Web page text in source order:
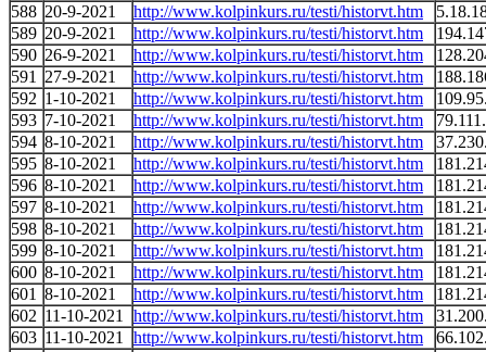
588 20-9-2021 http://www.kolpinkurs.ru/testi/historvt.htm
589 20-9-2021 http://www.kolpinkurs.ru/testi/historvt.htm
590 26-9-2021 http://www.kolpinkurs.ru/testi/historvt.htm
591
27-9-2021 http://www.kolpinkurs.ru/testi/historvt.htm
592 1-10-2021 http://www.kolpinkurs.ru/testi/historvt.htm
593 7-10-2021 http://www.kolpinkurs.ru/testi/historvt.htm
594 8-10-2021 http://www.kolpinkurs.ru/testi/historvt.htm
595 8-10-2021 http://www.kolpinkurs.ru/testi/historvt.htm
596 8-10-2021 http://www.kolpinkurs.ru/testi/historvt.htm
597 8-10-2021 http://www.kolpinkurs.ru/testi/historvt.htm
598 8-10-2021 http://www.kolpinkurs.ru/testi/historvt.htm
599 8-10-2021 http://www.kolpinkurs.ru/testi/historvt.htm
600 8-10-2021 http://www.kolpinkurs.ru/testi/historvt.htm
601 8-10-2021 http://www.kolpinkurs.ru/testi/historvt.htm
602 11-10-2021 http://www.kolpinkurs.ru/testi/historvt.htm
603 11-10-2021 http://www.kolpinkurs.ru/testi/historvt.htm